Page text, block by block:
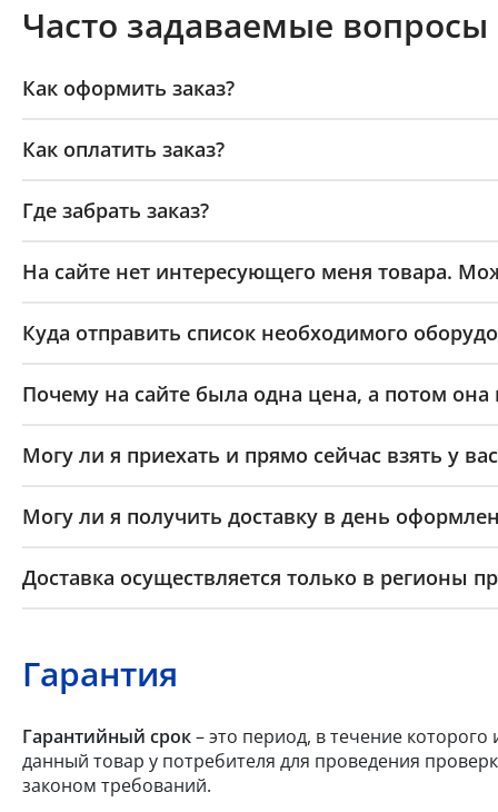
Часто задаваемые вопросы
Как оформить заказ?
Как оплатить заказ?
Где забрать заказ?
На сайте нет интересующего меня товара.
Куда отправить список необходимого
Почему на сайте была одна цена, а потом она
Могу ли я приехать и прямо сейчас взять у
Могу ли я получить доставку в день
Доставка осуществляется только в регионы
Гарантия
Гарантийный срок– это период, в течение которого
данный товар у потребителя для проведения
законом требований.